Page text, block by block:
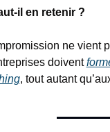
il en retenir ?
ne vient
doivent
, tout autant